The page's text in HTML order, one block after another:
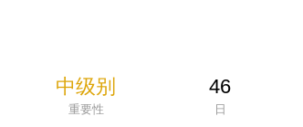
中级别 46
重要性 日